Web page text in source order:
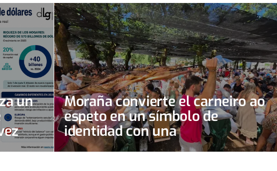
un
Moraña convierte el carneiro ao
espeto en un símbolo de
identidad con una
multitudinaria fiesta para 3.500